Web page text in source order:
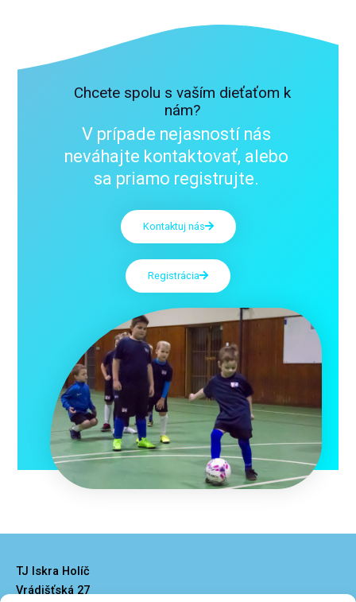
Chcete spolu s vaším dieťaťom k
nám?
V prípade nejasností nás
neváhajte kontaktovať, alebo
sa priamo registrujte.
Kontaktuj nás
Registrácia
TJ Iskra Holíč
Vrádišťská 27